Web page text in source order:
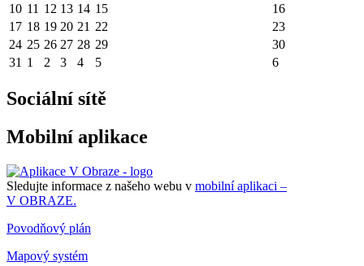
10 11 12 13 14 15
16
17 18 19 20 21 22
23
24 25 26 27 28 29
30
31 1 2 3 4 5 6
Sociální sítě
Mobilní aplikace
Sledujte informace z našeho webu v mobilní aplikaci –
V OBRAZE.
Povodňový plán
Mapový systém